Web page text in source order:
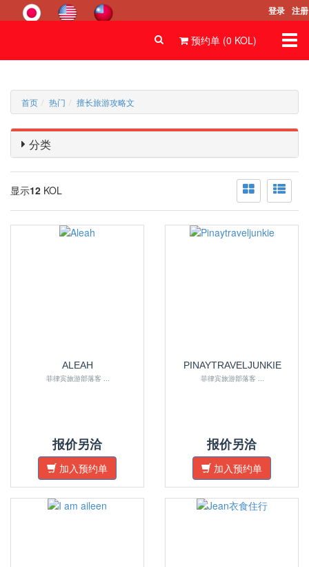
登录 注册
预约单 (0 KOL)
首页 热门 擅长旅游攻略文
分类
显示12 KOL
ALEAH
菲律宾旅游部落客 ...
报价另洽
加入预约单
PINAYTRAVELJUNKIE
菲律宾旅游部落客 ...
报价另洽
加入预约单